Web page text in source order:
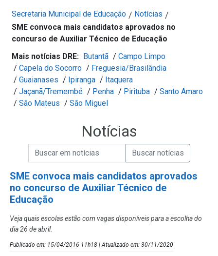
Secretaria Municipal de Educação / Notícias /
SME convoca mais candidatos aprovados no
concurso de Auxiliar Técnico de Educação
Mais notícias DRE: Butantã / Campo Limpo
/ Capela do Socorro / Freguesia/Brasilândia
/ Guaianases / Ipiranga / Itaquera
/ Jaçanã/Tremembé / Penha / Pirituba / Santo Amaro
/ São Mateus / São Miguel
Notícias
Campo de Busca de Notícias
Campo de Busca de informaçõesEnviar a Busca de Notícias
SME convoca mais candidatos aprovados
no concurso de Auxiliar Técnico de
Educação
Veja quais escolas estão com vagas disponíveis para a escolha do
dia 26 de abril.
Publicado em: 15/04/2016 11h18 | Atualizado em: 30/11/2020